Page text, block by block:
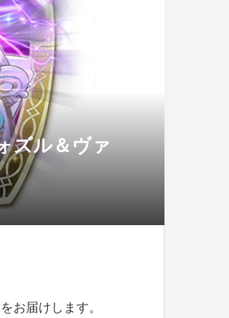
ズル＆ヴァ
お届けします。